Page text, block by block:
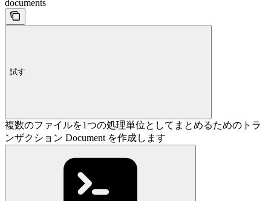
documents
試す
複数のファイルを1つの処理単位としてまとめるためのトラ
ンザクション Document を作成します